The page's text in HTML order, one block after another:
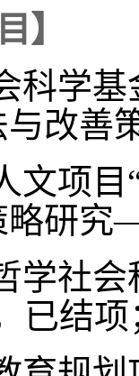
】
科学
改善
文项
研究
学社
已结项